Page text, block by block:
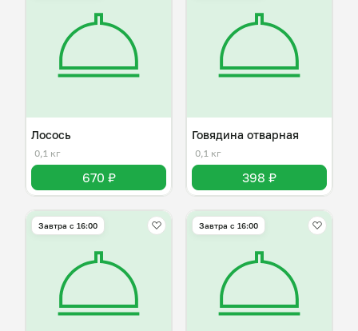
Лосось
0,1 кг
670 ₽
Говядина отварная
0,1 кг
398 ₽
Завтра c 16:00 Завтра c 16:00